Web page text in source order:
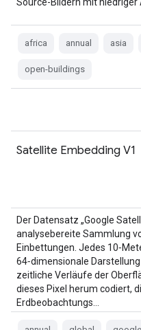
africa annual asia
open-buildings
Satellite Embedding V1
Der Datensatz „Google
analysebereite Sammlung
Einbettungen. Jedes
64‑dimensionale
zeitliche Verläufe der
dieses Pixel herum codiert,
Erdbeobachtungs…